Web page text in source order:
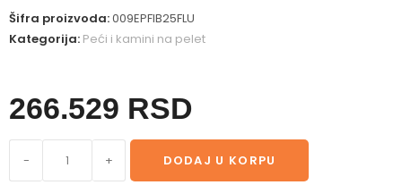
Šifra proizvoda:009EPFIB25FLU
Kategorija: Peći i kamini na pelet
266.529 RSD
- + DODAJ U KORPU